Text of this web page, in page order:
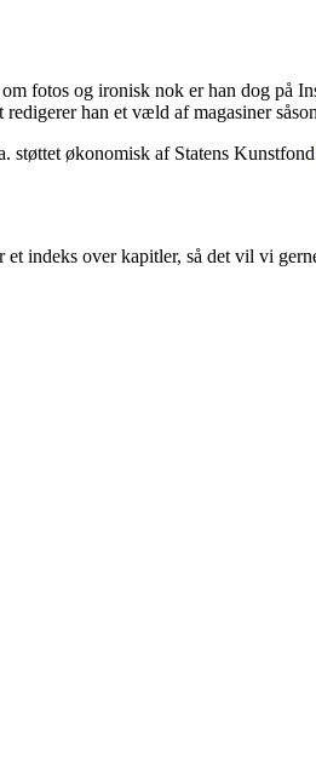
fotos og ironisk nok er han dog på
han et væld af magasiner
støttet økonomisk af Statens
indeks over kapitler, så det vil vi